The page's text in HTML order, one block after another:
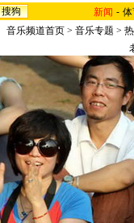
搜狗 新闻 -
音乐频道首页 > 音乐专题 >